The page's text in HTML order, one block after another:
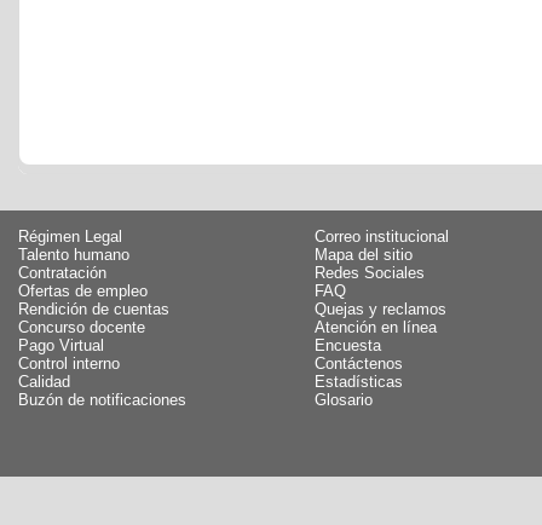
Régimen Legal
Talento humano
Contratación
Ofertas de empleo
Rendición de cuentas
Concurso docente
Pago Virtual
Control interno
Calidad
Buzón de notificaciones
Correo institucional
Mapa del sitio
Redes Sociales
FAQ
Quejas y reclamos
Atención en línea
Encuesta
Contáctenos
Estadísticas
Glosario